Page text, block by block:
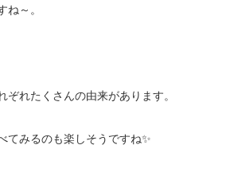
ね～。
ぞれたくさんの由来があります。
てみるのも楽しそうですね✨